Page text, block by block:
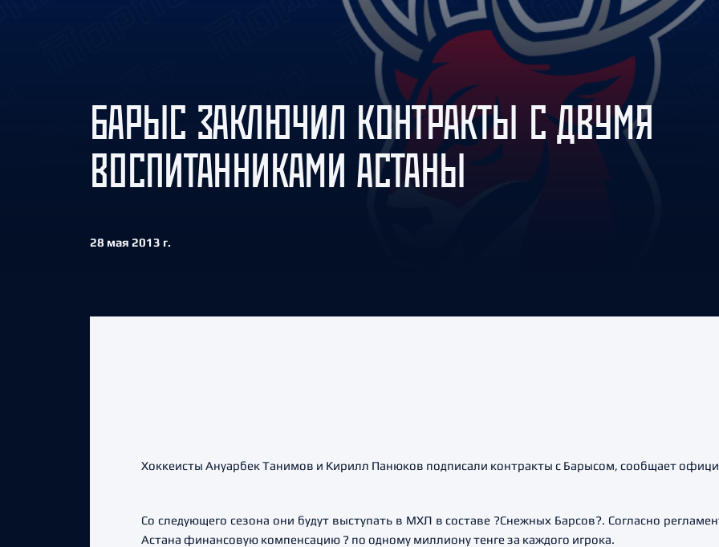
Амур
Барыс
Салават Юлаев
Сибирь
БАРЫС ЗАКЛЮЧИЛ КОНТРАКТЫ С ДВУМЯ
ВОСПИТАННИКАМИ АСТАНЫ
28 мая 2013 г.
Хоккеисты Ануарбек Танимов и Кирилл Панюков подписали контракты с Барысом, сообщает
Со следующего сезона они будут выступать в МХЛ в составе ?Снежных Барсов?. Согласно
Астана финансовую компенсацию ? по одному миллиону тенге за каждого игрока.